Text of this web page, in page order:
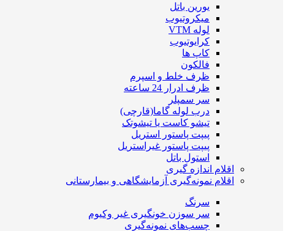
یورین باتل
میکروتیوب
لوله VTM
کرایوتیوب
کاپ ها
فالکون
ظرف خلط و اسپرم
ظرف ادرار 24 ساعته
سر سمپلر
درب لوله گاما(قارچی)
تیشو کاست یا تیشوتک
پیپت پاستور استریل
پیپت پاستور غیراستریل
استول باتل
اقلام اندازه گیری
اقلام نمونه‌گیری آزمایشگاهی و بیمارستانی
سرنگ
سر سوزن خونگیری غیر وکیوم
چسب‌های نمونه‎‌گیری